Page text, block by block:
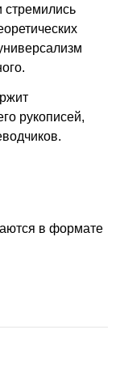
стремились
рукописей,
в формате